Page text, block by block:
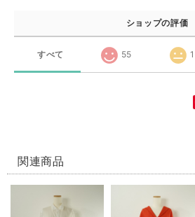
ショップの評価
すべて 55 1
関連商品